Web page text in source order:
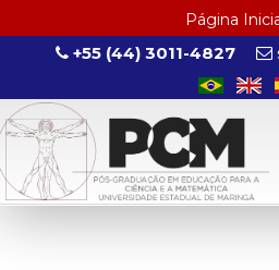
Página
+55 (44) 3011-4827